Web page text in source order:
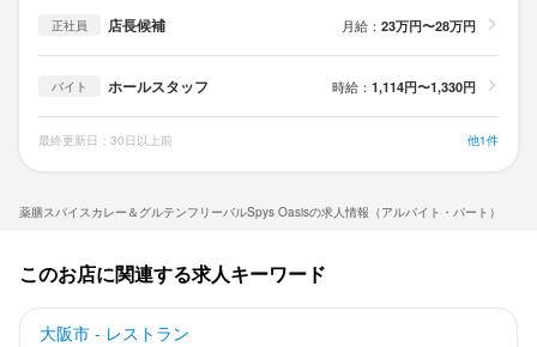
薬膳スパイスカレー＆グルテンフリーバルSpys Oasisの求人情報（アルバイト・パート）
正社員 店長候補 月給： 23万円〜28万円
バイト ホールスタッフ 時給： 1,114円〜1,330円
最終更新日：30日以上前 他1件
このお店に関連する求人キーワード
大阪市 - レストラン